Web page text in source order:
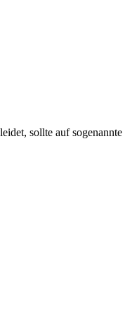
sollte auf sogenannte